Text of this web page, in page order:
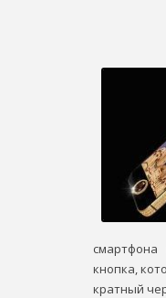
смартфона
кнопка,
кратный